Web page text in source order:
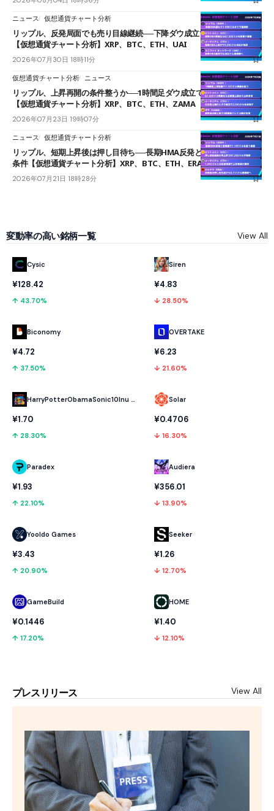
ニュース 仮想通貨チャート分析
リップル、反発局面でも売り目線継続──下降ダウ成立で下値追う展開
【仮想通貨チャート分析】XRP、BTC、ETH、UAI
2026年07月30日 18時11分
仮想通貨チャート分析 ニュース
リップル、上昇再開の条件整うか──1時間足ダウ成立で1.185ドルを狙う
【仮想通貨チャート分析】XRP、BTC、ETH、ZAMA
2026年07月23日 19時07分
ニュース 仮想通貨チャート分析
リップル、短期上昇後は押し目待ち──長期HMA反発と雲上抜けが買い
条件【仮想通貨チャート分析】XRP、BTC、ETH、ERA
2026年07月21日 18時28分
変動率の高い銘柄一覧 View All
Cysic
¥128.42
↑ 43.70%
Biconomy
¥4.72
↑ 37.50%
HarryPotterObamaSonic10Inu (ETH)
¥1.70
↑ 28.30%
Paradex
¥1.93
↑ 22.10%
Yooldo Games
¥3.43
↑ 20.90%
GameBuild
¥0.1446
↑ 17.20%
Siren
¥4.83
↓ 28.50%
OVERTAKE
¥6.23
↓ 21.60%
Solar
¥0.4706
↓ 16.30%
Audiera
¥356.01
↓ 13.90%
Seeker
¥1.26
↓ 12.70%
HOME
¥1.40
↓ 12.10%
プレスリリース View All